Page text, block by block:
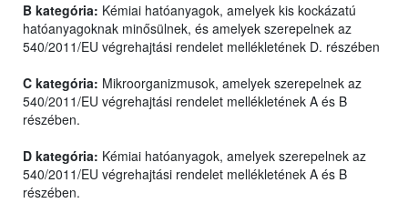
B kategória: Kémiai hatóanyagok, amelyek kis kockázatú
hatóanyagoknak minősülnek, és amelyek szerepelnek az
540/2011/EU végrehajtási rendelet mellékletének D. részében
C kategória: Mikroorganizmusok, amelyek szerepelnek az
540/2011/EU végrehajtási rendelet mellékletének A és B
részében.
D kategória: Kémiai hatóanyagok, amelyek szerepelnek az
540/2011/EU végrehajtási rendelet mellékletének A és B
részében.